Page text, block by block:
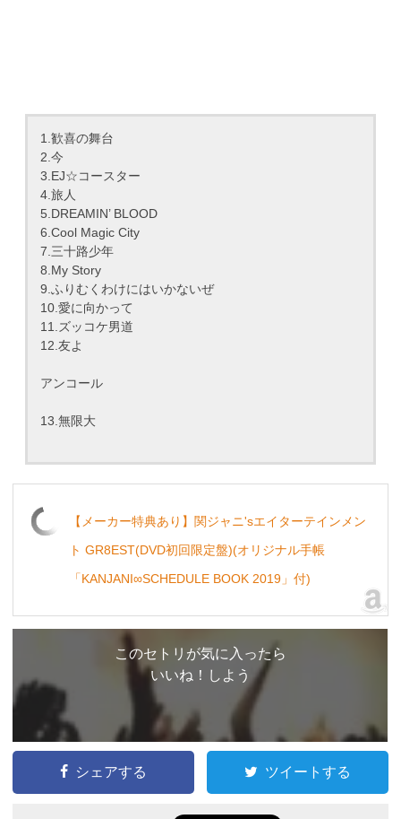
1.歓喜の舞台
2.今
3.EJ☆コースター
4.旅人
5.DREAMIN’ BLOOD
6.Cool Magic City
7.三十路少年
8.My Story
9.ふりむくわけにはいかないぜ
10.愛に向かって
11.ズッコケ男道
12.友よ
アンコール
13.無限大
【メーカー特典あり】関ジャニ'sエイターテインメン
ト GR8EST(DVD初回限定盤)(オリジナル手帳
「KANJANI∞SCHEDULE BOOK 2019」付)
このセトリが気に入ったら
いいね！しよう
シェアする ツイートする